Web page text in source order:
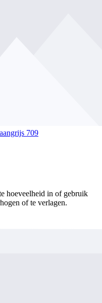
709
hoeveelheid in of gebruik
of te verlagen.